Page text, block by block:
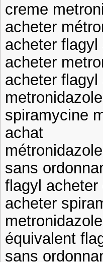
creme
acheter
acheter
acheter
acheter
metronidazole
spiramycine
achat
sans
flagyl acheter
acheter
équivalent
sans